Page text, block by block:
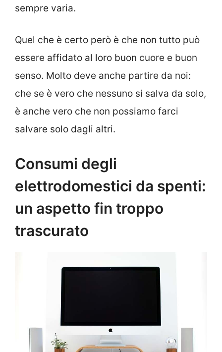
sempre varia.
Quel che è certo però è che non tutto può
essere affidato al loro buon cuore e buon
senso. Molto deve anche partire da noi:
che se è vero che nessuno si salva da solo,
è anche vero che non possiamo farci
salvare solo dagli altri.
Consumi degli
elettrodomestici da spenti:
un aspetto fin troppo
trascurato